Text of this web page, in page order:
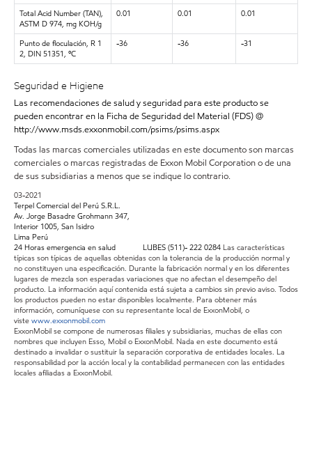
Total Acid Number (TAN),
ASTM D 974, mg KOH/g
0.01 0.01 0.01
Punto de floculación, R 1
2, DIN 51351, ºC
-36 -36 -31
Seguridad e Higiene
Las recomendaciones de salud y seguridad para este producto se
pueden encontrar en la Ficha de Seguridad del Material (FDS) @
http://www.msds.exxonmobil.com/psims/psims.aspx
Todas las marcas comerciales utilizadas en este documento son marcas
comerciales o marcas registradas de Exxon Mobil Corporation o de una
de sus subsidiarias a menos que se indique lo contrario.
03-2021
Terpel Comercial del Perú S.R.L.
Av. Jorge Basadre Grohmann 347,
Interior 1005, San Isidro
Lima Perú
24 Horas emergencia en salud LUBES (511)- 222 0284 Las características
típicas son típicas de aquellas obtenidas con la tolerancia de la producción normal y
no constituyen una especificación. Durante la fabricación normal y en los diferentes
lugares de mezcla son esperadas variaciones que no afectan el desempeño del
producto. La información aquí contenida está sujeta a cambios sin previo aviso. Todos
los productos pueden no estar disponibles localmente. Para obtener más
información, comuníquese con su representante local de ExxonMobil, o
vistewww.exxonmobil.com
ExxonMobil se compone de numerosas filiales y subsidiarias, muchas de ellas con
nombres que incluyen Esso, Mobil o ExxonMobil. Nada en este documento está
destinado a invalidar o sustituir la separación corporativa de entidades locales. La
responsabilidad por la acción local y la contabilidad permanecen con las entidades
locales afiliadas a ExxonMobil.